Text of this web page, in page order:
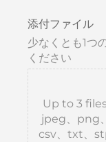
添付ファイル
少なくとも1つ
ください
Up to 3
jpeg、png
csv、txt、